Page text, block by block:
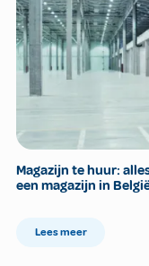
Magazijn te huur:
een magazijn in
Lees meer